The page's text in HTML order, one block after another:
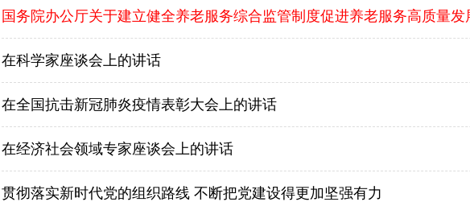
国务院办公厅关于建立健全养老服务综合监管制度促进养老服务高质量发
在科学家座谈会上的讲话
在全国抗击新冠肺炎疫情表彰大会上的讲话
在经济社会领域专家座谈会上的讲话
贯彻落实新时代党的组织路线 不断把党建设得更加坚强有力